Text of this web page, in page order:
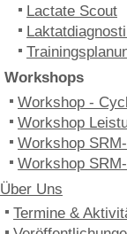
Lactate Scout
Workshops
Workshop -
Workshop
Workshop
Workshop
Über Uns
Termine &